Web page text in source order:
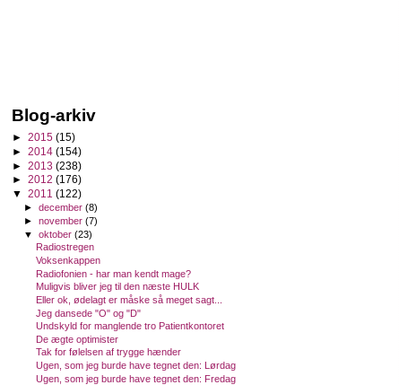
Blog-arkiv
► 2015 (15)
► 2014 (154)
► 2013 (238)
► 2012 (176)
▼ 2011 (122)
►december(8)
►november(7)
▼oktober(23)
Radiostregen
Voksenkappen
Radiofonien - har man kendt mage?
Muligvis bliver jeg til den næste HULK
Eller ok, ødelagt er måske så meget sagt...
Jeg dansede "O" og "D"
Undskyld for manglende tro Patientkontoret
De ægte optimister
Tak for følelsen af trygge hænder
Ugen, som jeg burde have tegnet den: Lørdag
Ugen, som jeg burde have tegnet den: Fredag